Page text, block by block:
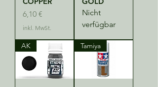
Preis
6,10 €
inkl. MwSt.
Nicht
verfügbar
AK Tamiya